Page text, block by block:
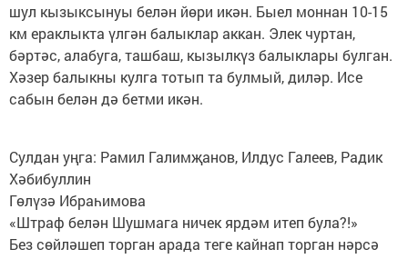
шул кызыксынуы белән йөри икән. Быел моннан 10-15
км ераклыкта үлгән балыклар аккан. Элек чуртан,
бәртәс, алабуга, ташбаш, кызылкүз балыклары булган.
Хәзер балыкны кулга тотып та булмый, диләр. Исе
сабын белән дә бетми икән.
Сулдан уңга: Рамил Галимҗанов, Илдус Галеев, Радик
Хәбибуллин
Гөлүзә Ибраһимова
«Штраф белән Шушмага ничек ярдәм итеп була?!»
Без сөйләшеп торган арада теге кайнап торган нәрсә